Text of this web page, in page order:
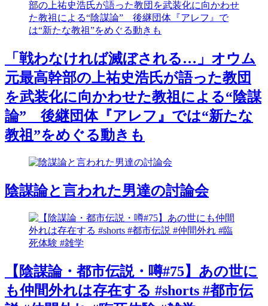
「戦わなければ滅ぼされる…」オウム
元最高幹部の上祐史浩氏が語った教団
を武装化に向かわせた教祖による“陰謀
論” 後継団体『アレフ』では“新たな
教祖”をめぐる動きも
陰謀論と言われた男達の討論会
【陰謀論・都市伝説・噂#75】あの世に
も仲間外れは存在する #shorts #都市伝